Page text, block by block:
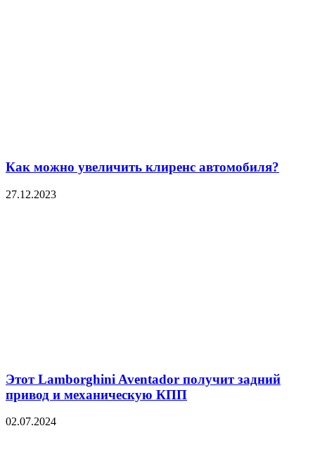
Как можно увеличить клиренс автомобиля?
27.12.2023
Этот Lamborghini Aventador получит задний
привод и механическую КПП
02.07.2024